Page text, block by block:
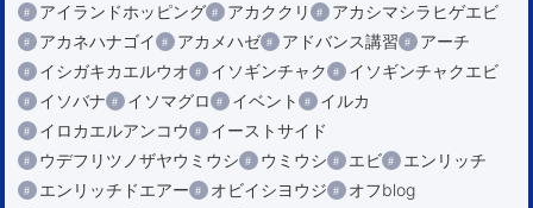
アイランドホッピング
アカククリ
アカシマシラヒゲエビ
アカネハナゴイ
アカメハゼ アドバンス講習
アーチ
イシガキカエルウオ
イソギンチャク
イソギンチャクエビ
イソバナ
イソマグロ イベント
イルカ
イロカエルアンコウ
イーストサイド
ウデフリツノザヤウミウシ
ウミウシ エビ
エンリッチ
エンリッチドエアー
オビイシヨウジ
オフblog